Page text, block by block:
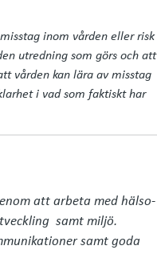
inom vården eller risk
utredning som görs och att
vården kan lära av misstag
i vad som faktiskt har
att arbeta med hälso-
samt miljö.
samt goda